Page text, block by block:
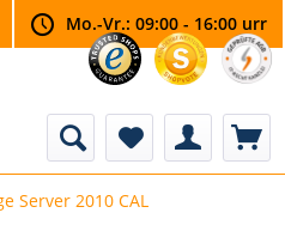
Mo.-Vr.: 09:00 - 16:00 urr
Server 2010 CAL